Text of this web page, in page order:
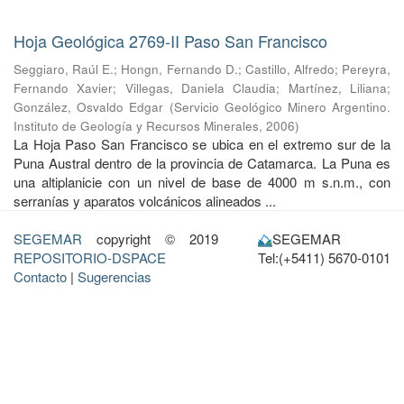
Hoja Geológica 2769-II Paso San Francisco
Seggiaro, Raúl E.; Hongn, Fernando D.; Castillo, Alfredo; Pereyra,
Fernando Xavier; Villegas, Daniela Claudia; Martínez, Liliana;
González, Osvaldo Edgar (Servicio Geológico Minero Argentino.
Instituto de Geología y Recursos Minerales, 2006)
La Hoja Paso San Francisco se ubica en el extremo sur de la
Puna Austral dentro de la provincia de Catamarca. La Puna es
una altiplanicie con un nivel de base de 4000 m s.n.m., con
serranías y aparatos volcánicos alineados ...
SEGEMAR copyright © 2019
REPOSITORIO-DSPACE
Contacto | Sugerencias
SEGEMAR
Tel:(+5411) 5670-0101